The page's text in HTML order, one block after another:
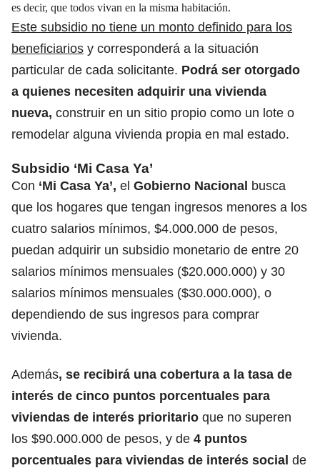
es decir, que todos vivan en la misma habitación.
Este subsidio no tiene un monto definido para los
beneficiarios y corresponderá a la situación
particular de cada solicitante. Podrá ser otorgado
a quienes necesiten adquirir una vivienda
nueva, construir en un sitio propio como un lote o
remodelar alguna vivienda propia en mal estado.
Subsidio ‘Mi Casa Ya’
Con ‘Mi Casa Ya’, el Gobierno Nacional busca
que los hogares que tengan ingresos menores a los
cuatro salarios mínimos, $4.000.000 de pesos,
puedan adquirir un subsidio monetario de entre 20
salarios mínimos mensuales ($20.000.000) y 30
salarios mínimos mensuales ($30.000.000), o
dependiendo de sus ingresos para comprar
vivienda.
Además, se recibirá una cobertura a la tasa de
interés de cinco puntos porcentuales para
viviendas de interés prioritario que no superen
los $90.000.000 de pesos, y de 4 puntos
porcentuales para viviendas de interés social de